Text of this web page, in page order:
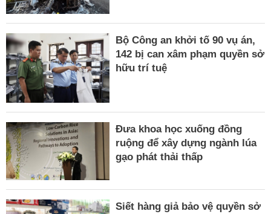
Bộ Công an khởi tố 90 vụ án,
142 bị can xâm phạm quyền sở
hữu trí tuệ
Đưa khoa học xuống đồng
ruộng để xây dựng ngành lúa
gạo phát thải thấp
Siết hàng giả bảo vệ quyền sở